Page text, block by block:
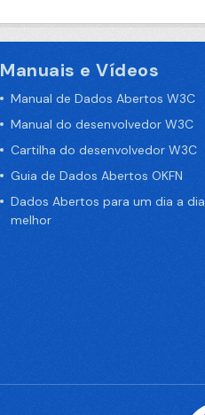
Manuais e Vídeos
Manual de Dados Abertos W3C
Manual do desenvolvedor W3C
Cartilha do desenvolvedor W3C
Guia de Dados Abertos OKFN
Dados Abertos para um dia a dia
melhor